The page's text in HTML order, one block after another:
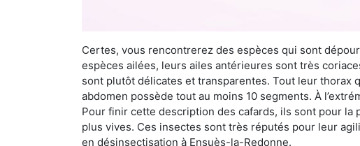
Certes, vous rencontrerez des espèces qui sont
espèces ailées, leurs ailes antérieures sont très
sont plutôt délicates et transparentes. Tout leur
abdomen possède tout au moins 10 segments. À
Pour finir cette description des cafards, ils sont pour
plus vives. Ces insectes sont très réputés pour leur
en désinsectisation à Ensuès-la-Redonne.